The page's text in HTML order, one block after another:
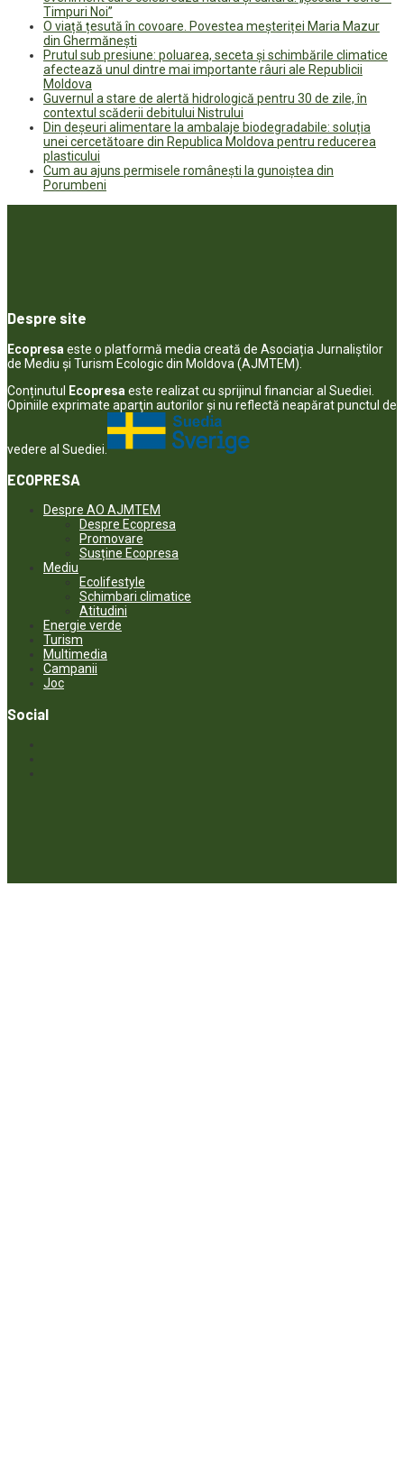
Timpuri Noi”
O viață țesută în covoare. Povestea meșteriței Maria Mazur
din Ghermănești
Prutul sub presiune: poluarea, seceta și schimbările climatice
afectează unul dintre mai importante râuri ale Republicii
Moldova
Guvernul a stare de alertă hidrologică pentru 30 de zile, în
contextul scăderii debitului Nistrului
Din deșeuri alimentare la ambalaje biodegradabile: soluția
unei cercetătoare din Republica Moldova pentru reducerea
plasticului
Cum au ajuns permisele românești la gunoiștea din
Porumbeni
Despre site
Ecopresa este o platformă media creată de Asociația Jurnaliștilor
de Mediu și Turism Ecologic din Moldova (AJMTEM).
Conținutul Ecopresa este realizat cu sprijinul financiar al Suediei.
Opiniile exprimate aparţin autorilor şi nu reflectă neapărat punctul de
vedere al Suediei.
ECOPRESA
Despre AO AJMTEM
Despre Ecopresa
Promovare
Susține Ecopresa
Mediu
Ecolifestyle
Schimbari climatice
Atitudini
Energie verde
Turism
Multimedia
Campanii
Joc
Social